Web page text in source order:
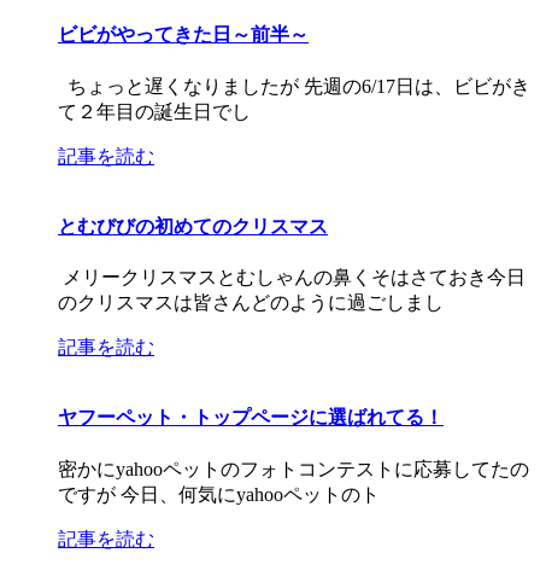
ビビがやってきた日～前半～
ちょっと遅くなりましたが 先週の6/17日は、ビビがき
て２年目の誕生日でし
記事を読む
とむびびの初めてのクリスマス
メリークリスマスとむしゃんの鼻くそはさておき今日
のクリスマスは皆さんどのように過ごしまし
記事を読む
ヤフーペット・トップページに選ばれてる！
密かにyahooペットのフォトコンテストに応募してたの
ですが 今日、何気にyahooペットのト
記事を読む